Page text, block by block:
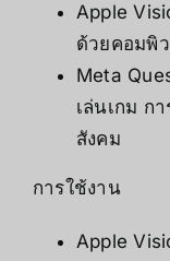
Apple
ด้วยคอมพิ
Meta
เล่นเกม ก
สังคม
การใช้งาน
Apple